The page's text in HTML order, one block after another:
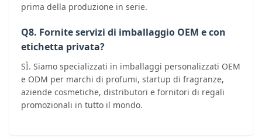
prima della produzione in serie.
Q8. Fornite servizi di imballaggio OEM e con
etichetta privata?
SÌ. Siamo specializzati in imballaggi personalizzati OEM
e ODM per marchi di profumi, startup di fragranze,
aziende cosmetiche, distributori e fornitori di regali
promozionali in tutto il mondo.